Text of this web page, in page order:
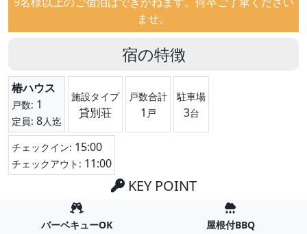
ませ。
宿の特徴
椿ハウス
戸数: 1
定員: 8人迄
施設タイプ
貸別荘
戸数合計
1 戸
駐車場
3台
チェックイン: 15:00
チェックアウト: 11:00
KEY POINT
バーベキューOK 屋根付BBQ